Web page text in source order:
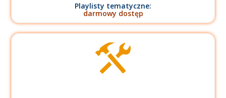
Playlisty tematyczne:
darmowy dostęp